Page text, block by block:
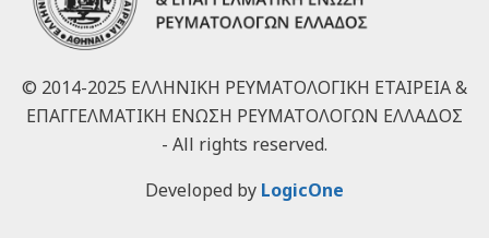
© 2014-2025 ΕΛΛΗΝΙΚΗ ΡΕΥΜΑΤΟΛΟΓΙΚΗ ΕΤΑΙΡΕΙΑ &
ΕΠΑΓΓΕΛΜΑΤΙΚΗ ΕΝΩΣΗ ΡΕΥΜΑΤΟΛΟΓΩΝ ΕΛΛΑΔΟΣ
- All rights reserved.
Developed by LogicOne